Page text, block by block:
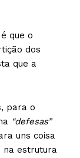
que o
dos
que a
para o
“defesas”
uns coisa
na estrutura